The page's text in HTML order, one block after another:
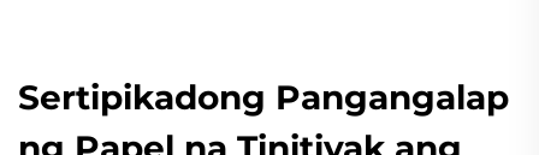
Sertipikadong Pangangalap